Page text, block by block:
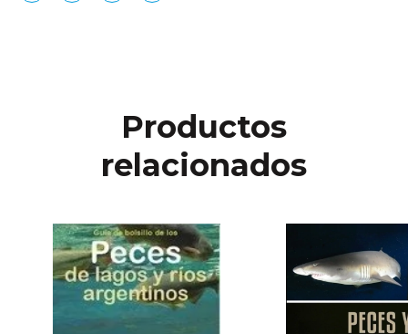
Productos
relacionados